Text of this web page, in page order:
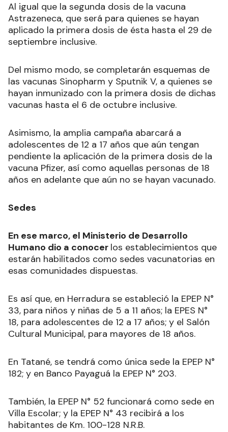
Al igual que la segunda dosis de la vacuna
Astrazeneca, que será para quienes se hayan
aplicado la primera dosis de ésta hasta el 29 de
septiembre inclusive.
Del mismo modo, se completarán esquemas de
las vacunas Sinopharm y Sputnik V, a quienes se
hayan inmunizado con la primera dosis de dichas
vacunas hasta el 6 de octubre inclusive.
Asimismo, la amplia campaña abarcará a
adolescentes de 12 a 17 años que aún tengan
pendiente la aplicación de la primera dosis de la
vacuna Pfizer, así como aquellas personas de 18
años en adelante que aún no se hayan vacunado.
Sedes
En ese marco, el Ministerio de Desarrollo
Humano dio a conocer los establecimientos que
estarán habilitados como sedes vacunatorias en
esas comunidades dispuestas.
Es así que, en Herradura se estableció la EPEP N°
33, para niños y niñas de 5 a 11 años; la EPES N°
18, para adolescentes de 12 a 17 años; y el Salón
Cultural Municipal, para mayores de 18 años.
En Tatané, se tendrá como única sede la EPEP N°
182; y en Banco Payaguá la EPEP N° 203.
También, la EPEP N° 52 funcionará como sede en
Villa Escolar; y la EPEP N° 43 recibirá a los
habitantes de Km. 100-128 N.R.B.